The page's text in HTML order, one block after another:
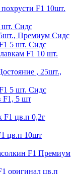
F1 10шт.
шт. Сидс
Премиум Сидс
5 шт. Сидс
F1 10 шт.
, 25шт.,
5 шт. Сидс
F1, 5 шт
F1 цв.п 0,2г
цв.п 10шт
F1 Премиум
оригинал цв.п